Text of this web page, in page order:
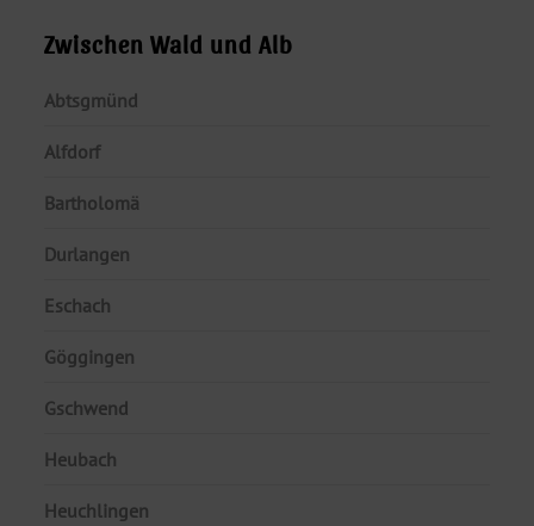
Zwischen Wald und Alb
Abtsgmünd
Alfdorf
Bartholomä
Durlangen
Eschach
Göggingen
Gschwend
Heubach
Heuchlingen